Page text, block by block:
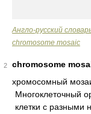
Англо-русский
chromosome mosaic
2
chromosome
хромосомный
Многоклеточный
клетки с разными